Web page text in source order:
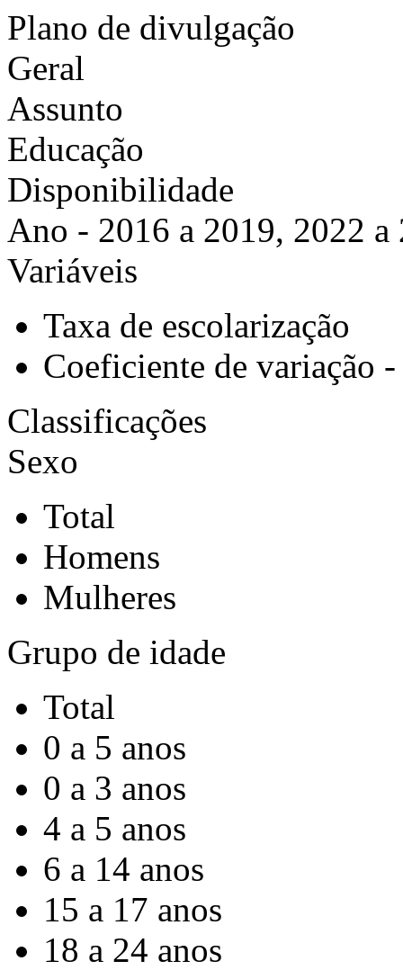
Plano de divulgação
Geral
Assunto
Educação
Disponibilidade
Ano - 2016 a 2019, 2022 a
Variáveis
Taxa de escolarização
Coeficiente de variação
Classificações
Sexo
Total
Homens
Mulheres
Grupo de idade
Total
0 a 5 anos
0 a 3 anos
4 a 5 anos
6 a 14 anos
15 a 17 anos
18 a 24 anos